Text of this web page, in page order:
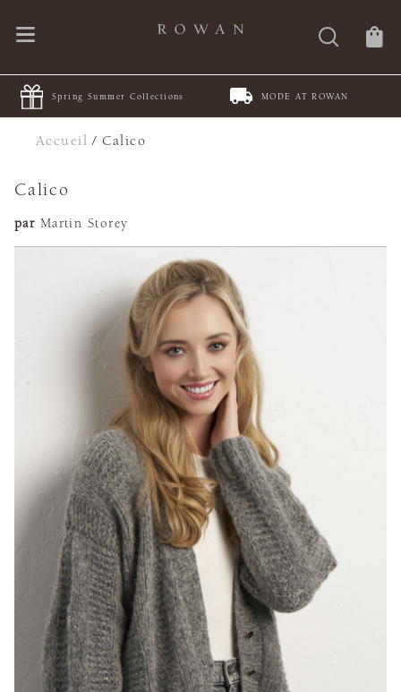
Spring Summer Collections MODE AT ROWAN
Accueil /Calico
Calico
par Martin Storey